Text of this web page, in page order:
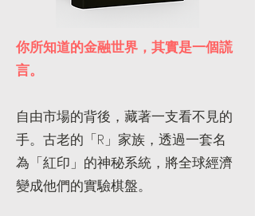
你所知道的金融世界，其實是一個謊
言。
自由市場的背後，藏著一支看不見的
手。古老的「R」家族，透過一套名
為「紅印」的神秘系統，將全球經濟
變成他們的實驗棋盤。